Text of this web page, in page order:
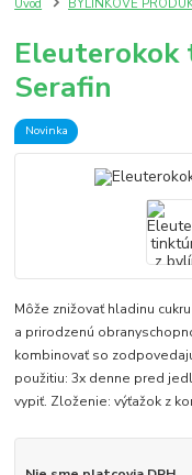
Úvod BYLINKOVÉ
Serafin
Novinka
Môže znižovať hladinu
a prirodzenú
kombinovať so
použitiu: 3x denne pred
vypiť. Zloženie: výťažok z